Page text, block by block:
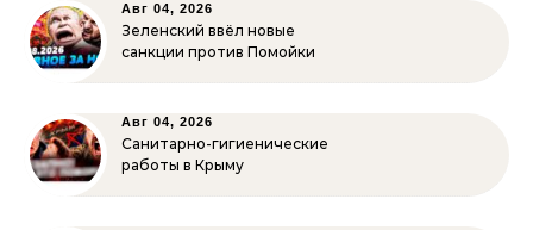
Авг 04, 2026
Зеленский ввёл новые
санкции против Помойки
Авг 04, 2026
Санитарно-гигиенические
работы в Крыму